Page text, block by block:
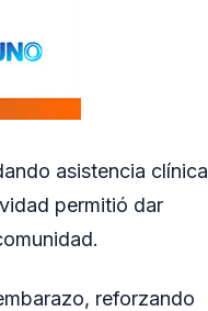
asistencia clínica
permitió dar
reforzando